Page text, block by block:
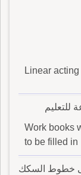
Linear
للتعليم
Work books
to be filled in
خطوط السكك